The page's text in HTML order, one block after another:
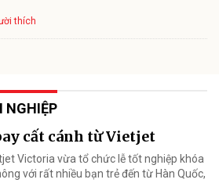
thích
NGHIỆP
cất cánh từ Vietjet
Victoria vừa tổ chức lễ tốt nghiệp khóa
với rất nhiều bạn trẻ đến từ Hàn Quốc,